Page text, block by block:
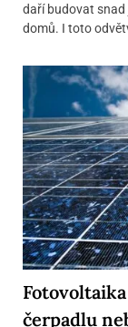
daří budovat
domů. I toto
čerpadlu